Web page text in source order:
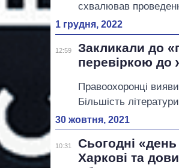
схвалював
1 грудня, 2022
12:59
Закликали до
перевіркою до
Правоохоронці
Більшість
30 жовтня, 2021
10:31
Сьогодні
Харкові та